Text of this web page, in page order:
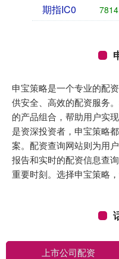
期指IC0
申宝策略是一个专业的配
供安全、高效的配资服务
的产品组合，帮助用户实
是资深投资者，申宝策略
案。配资查询网站则为用
报告和实时的配资信息查
重要时刻。选择申宝策略
上市公司配资